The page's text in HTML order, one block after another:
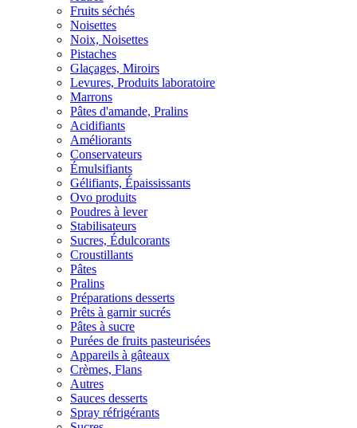
Fruits séchés
Noisettes
Noix, Noisettes
Pistaches
Glaçages, Miroirs
Levures, Produits laboratoire
Marrons
Pâtes d'amande, Pralins
Acidifiants
Améliorants
Conservateurs
Émulsifiants
Gélifiants, Épaississants
Ovo produits
Poudres à lever
Stabilisateurs
Sucres, Édulcorants
Croustillants
Pâtes
Pralins
Préparations desserts
Prêts à garnir sucrés
Pâtes à sucre
Purées de fruits pasteurisées
Appareils à gâteaux
Crèmes, Flans
Autres
Sauces desserts
Spray réfrigérants